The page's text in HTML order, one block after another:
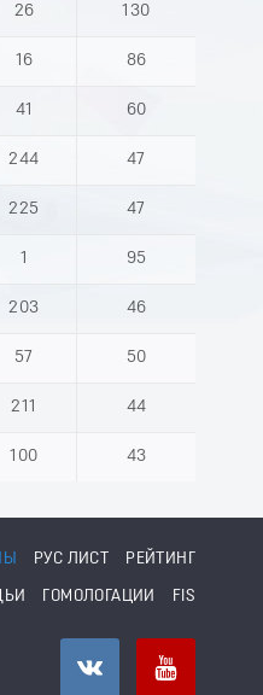
26 130
16 86
41 60
244 47
225 47
1 95
203 46
57 50
211 44
100 43
РУС ЛИСТ РЕЙТИНГ
ГОМОЛОГАЦИИ FIS